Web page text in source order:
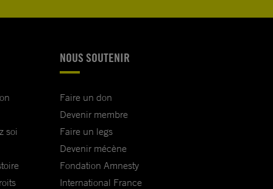
soi
NOUS SOUTENIR
Faire un don
Devenir membre
Faire un legs
Devenir mécène
Fondation Amnesty
International France